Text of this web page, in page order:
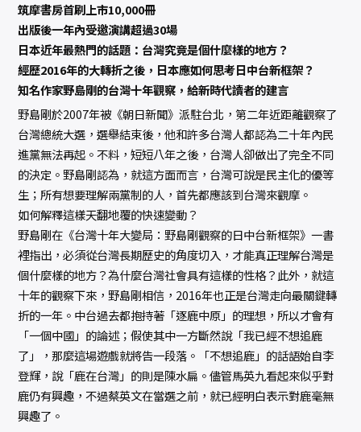
筑摩書房首刷上市10,000冊
出版後一年內受邀演講超過30場
日本近年最熱門的話題：台灣究竟是個什麼樣的地方？
經歷2016年的大轉折之後，日本應如何思考日中台新框架？
知名作家野島剛的台灣十年觀察，給新時代讀者的建言
野島剛於2007年被《朝日新聞》派駐台北，第二年近距離觀察了
台灣總統大選，選舉結束後，他和許多台灣人都認為二十年內民
進黨無法再起。不料，短短八年之後，台灣人卻做出了完全不同
的決定。野島剛認為，就這方面而言，台灣可說是民主化的優等
生；所有想要理解兩黨制的人，首先都應該到台灣來觀摩。
如何解釋這樣天翻地覆的快速變動？
野島剛在《台灣十年大變局：野島剛觀察的日中台新框架》一書
裡指出，必須從台灣長期歷史的角度切入，才能真正理解台灣是
個什麼樣的地方？為什麼台灣社會具有這樣的性格？此外，就這
十年的觀察下來，野島剛相信，2016年也正是台灣走向最關鍵轉
折的一年。中台過去都抱持著「逐鹿中原」的理想，所以才會有
「一個中國」的論述；假使其中一方斷然說「我已經不想追鹿
了」，那麼這場遊戲就將告一段落。「不想追鹿」的話語始自李
登輝，說「鹿在台灣」的則是陳水扁。儘管馬英九看起來似乎對
鹿仍有興趣，不過蔡英文在當選之前，就已經明白表示對鹿毫無
興趣了。